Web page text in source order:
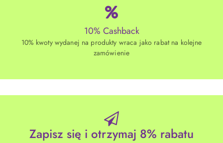
10% Cashback
10% kwoty wydanej na produkty wraca jako rabat na kolejne
zamówienie
Zapisz się i otrzymaj 8% rabatu